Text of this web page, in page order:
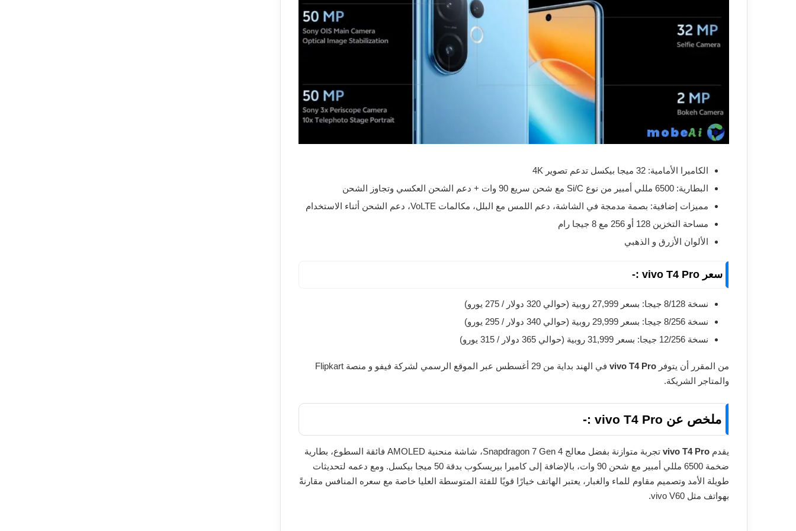
الكاميرا الأمامية: 32 ميجا بيكسل تدعم تصوير 4K
البطارية: 6500 مللي أمبير من نوع Si/C مع شحن سريع 90 وات + دعم الشحن العكسي وتجاوز الشحن
مميزات إضافية: بصمة مدمجة في الشاشة، دعم اللمس مع البلل، مكالمات VoLTE، دعم الشحن أثناء الاستخدام
مساحة التخزين 128 أو 256 مع 8 جيجا رام
الألوان الأزرق و الذهبي
سعر vivo T4 Pro :-
نسخة 8/128 جيجا: بسعر 27,999 روبية (حوالي 320 دولار / 275 يورو)
نسخة 8/256 جيجا: بسعر 29,999 روبية (حوالي 340 دولار / 295 يورو)
نسخة 12/256 جيجا: بسعر 31,999 روبية (حوالي 365 دولار / 315 يورو)
من المقرر أن يتوفر vivo T4 Pro
في الهند بداية من 29 أغسطس عبر الموقع الرسمي لشركة فيفو و منصة Flipkart
والمتاجر الشريكة.
ملخص عن vivo T4 Pro :-
يقدم vivo T4 Pro
تجربة متوازنة بفضل معالج Snapdragon 7 Gen 4، شاشة منحنية AMOLED فائقة السطوع، بطارية
ضخمة 6500 مللي أمبير مع شحن 90 وات، بالإضافة إلى كاميرا بيريسكوب بدقة 50 ميجا بيكسل. ومع دعمه لتحديثات
طويلة الأمد وتصميم مقاوم للماء والغبار، يعتبر الهاتف خيارًا قويًا للفئة المتوسطة العليا خاصة مع سعره المنافس مقارنةً
بهواتف مثل vivo V60.